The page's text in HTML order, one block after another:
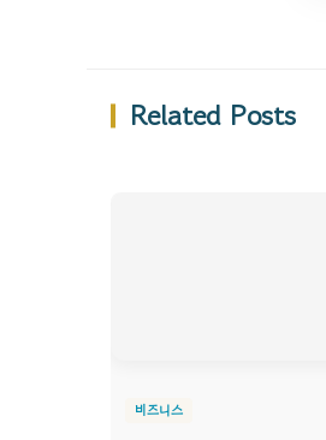
Related Posts
비즈니스